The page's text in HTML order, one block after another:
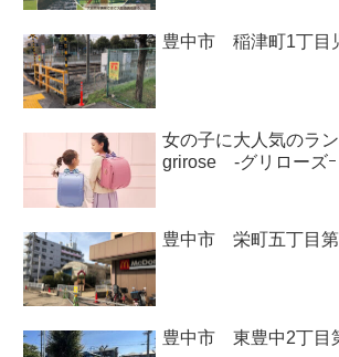
豊中市 稲津町1丁目
女の子に大人気のラ
grirose -グリローズｰ
豊中市 栄町五丁目第
豊中市 東豊中2丁目